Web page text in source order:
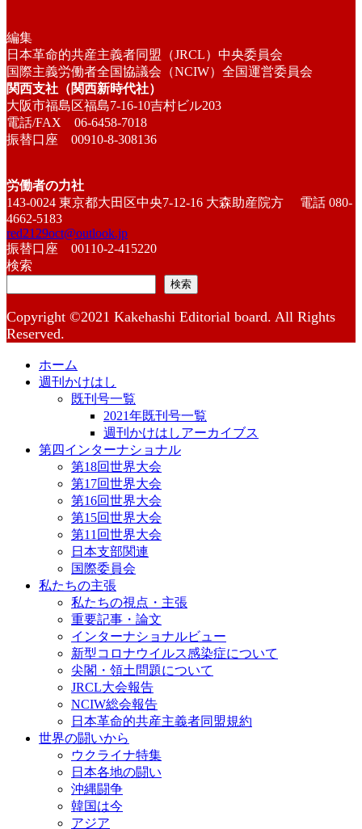
編集
日本革命的共産主義者同盟（JRCL）中央委員会
国際主義労働者全国協議会（NCIW）全国運営委員会
関西支社（関西新時代社）
大阪市福島区福島7-16-10吉村ビル203
電話/FAX 06-6458-7018
振替口座 00910-8-308136
労働者の力社
143-0024 東京都大田区中央7-12-16 大森助産院方 電話 080-
4662-5183
red2129oct@outlook.jp
振替口座 00110-2-415220
検索
検索
Copyright ©2021 Kakehashi Editorial board. All Rights
Reserved.
ホーム
週刊かけはし
既刊号一覧
2021年既刊号一覧
週刊かけはしアーカイブス
第四インターナショナル
第18回世界大会
第17回世界大会
第16回世界大会
第15回世界大会
第11回世界大会
日本支部関連
国際委員会
私たちの主張
私たちの視点・主張
重要記事・論文
インターナショナルビュー
新型コロナウイルス感染症について
尖閣・領土問題について
JRCL大会報告
NCIW総会報告
日本革命的共産主義者同盟規約
世界の闘いから
ウクライナ特集
日本各地の闘い
沖縄闘争
韓国は今
アジア